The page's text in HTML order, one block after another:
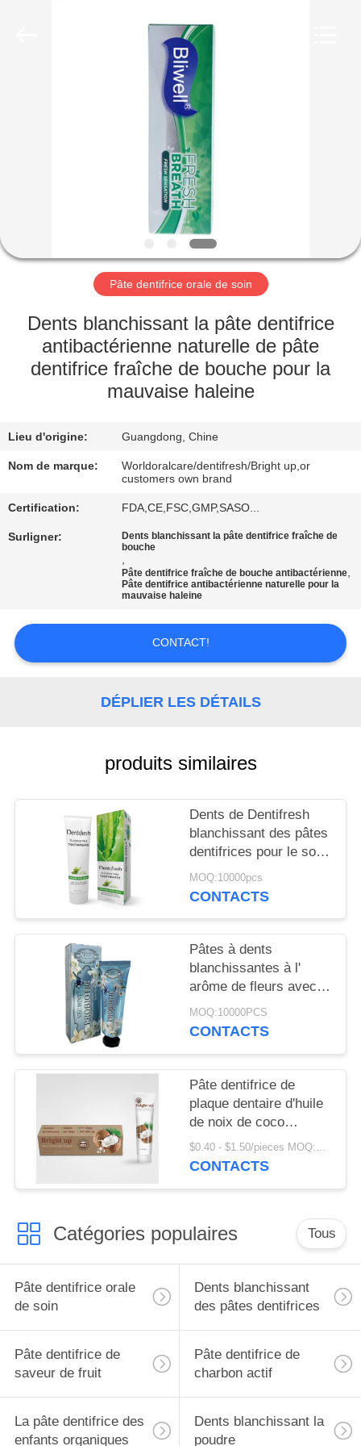
AU
SUJET
NOUS
VISITE
CONTRÔLE
DE
QUALITÉ
CONTACTEZ-
DEMANDEZ
UNE
POLITIQUE
MATIÈRE
DE
PROTECTION
PRIVÉE
Pâte dentifrice orale de soin
Dents blanchissant la pâte dentifrice
antibactérienne naturelle de pâte
dentifrice fraîche de bouche pour la
mauvaise haleine
Lieu d'origine: Guangdong, Chine
Nom de marque:
Worldoralcare/dentifresh/Bright up,or
customers own brand
Certification: FDA,CE,FSC,GMP,SASO...
Surligner:
Dents blanchissant la pâte dentifrice fraîche de
bouche
,
Pâte dentifrice fraîche de bouche antibactérienne,
Pâte dentifrice antibactérienne naturelle pour la
mauvaise haleine
CONTACT!
DÉPLIER LES DÉTAILS
produits similaires
Dents de Dentifresh
blanchissant des pâtes
dentifrices pour le soin
oral professionnel non
toxique
MOQ:10000pcs
CONTACTS
Pâtes à dents
blanchissantes à l'
arôme de fleurs avec
sorbitol Silica 400g
Carton en papier blanc
MOQ:10000PCS
CONTACTS
Pâte dentifrice de
plaque dentaire d'huile
de noix de coco
organique naturelle de
90% anti
$0.40 - $1.50/pieces MOQ:240 morceaux
CONTACTS
Catégories populaires Tous
Pâte dentifrice orale
de soin
Dents blanchissant
des pâtes dentifrices
Pâte dentifrice de
saveur de fruit
Pâte dentifrice de
charbon actif
La pâte dentifrice des
enfants organiques
Dents blanchissant la
poudre